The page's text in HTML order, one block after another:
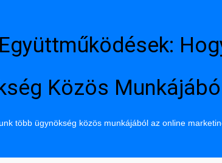
Közös
több ügynökség közös munkájából az online